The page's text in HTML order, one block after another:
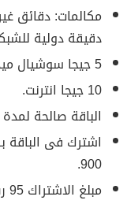
دقيقة دولية
5 جيجا سوشيال ميديا.
10 جيجا انترنت.
الباقة صالحة لمدة 4 أسابيع بعد الإشتراك.
900.
مبلغ الاشتراك 95 ريال سعودي، وبعد الضريبة 109.25 ريال.